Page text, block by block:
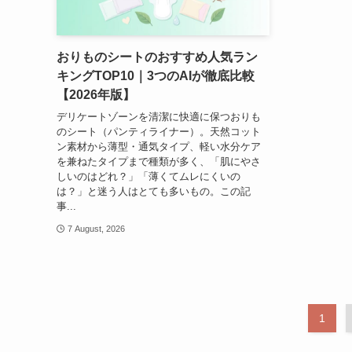
おりものシートのおすすめ人気ラン
キングTOP10｜3つのAIが徹底比較
【2026年版】
デリケートゾーンを清潔に快適に保つおりも
のシート（パンティライナー）。天然コット
ン素材から薄型・通気タイプ、軽い水分ケア
を兼ねたタイプまで種類が多く、「肌にやさ
しいのはどれ？」「薄くてムレにくいの
は？」と迷う人はとても多いもの。この記
事...
7 August, 2026
1